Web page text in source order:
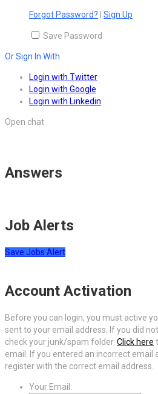
Forgot Password? Sign Up
Save Password
Or Sign In With
Login with Twitter
Login with Google
Login with Linkedin
Open chat
Answers
Job Alerts
Save Jobs Alert
Account Activation
Before you can login, you must active
sent to your email address. If you did
check your junk/spam folder. Click here
email. If you entered an incorrect email
register with the correct email address.
Your Email: